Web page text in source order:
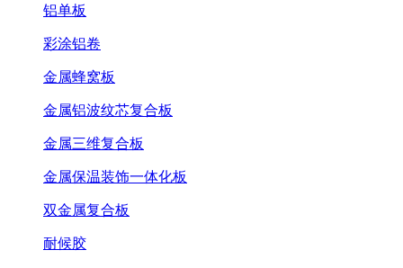
铝单板
彩涂铝卷
金属蜂窝板
金属铝波纹芯复合板
金属三维复合板
金属保温装饰一体化板
双金属复合板
耐候胶